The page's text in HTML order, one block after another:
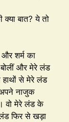
बात? ये तो
शर्म का
और मेरे लंड
से मेरे लंड
नाजुक
वो मेरे लंड के
फिर से खड़ा